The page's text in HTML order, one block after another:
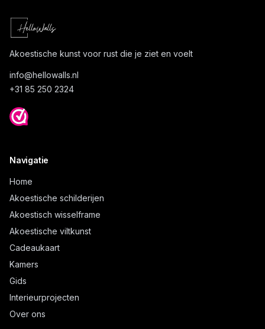
Akoestische kunst voor rust die je ziet en voelt
info@hellowalls.nl
+31 85 250 2324
Navigatie
Home
Akoestische schilderijen
Akoestisch wisselframe
Akoestische viltkunst
Cadeaukaart
Kamers
Gids
Interieurprojecten
Over ons